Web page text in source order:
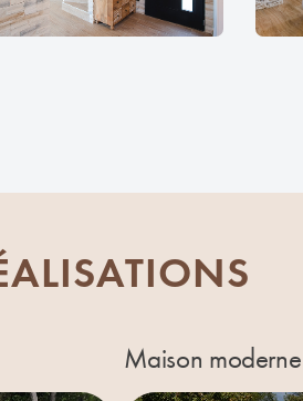
Maison moderne